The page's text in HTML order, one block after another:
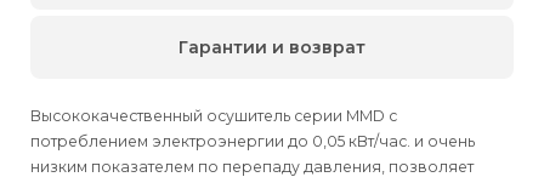
Высококачественный осушитель серии MMD с
потреблением электроэнергии до 0,05 кВт/час. и очень
низким показателем по перепаду давления, позволяет
Гарантии и возврат